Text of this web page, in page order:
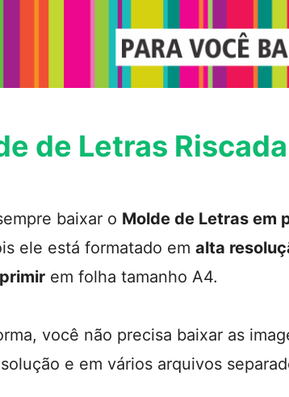
de Letras Riscada
baixar o Molde de Letras em
ele está formatado em alta
em folha tamanho A4.
você não precisa baixar as
e em vários arquivos